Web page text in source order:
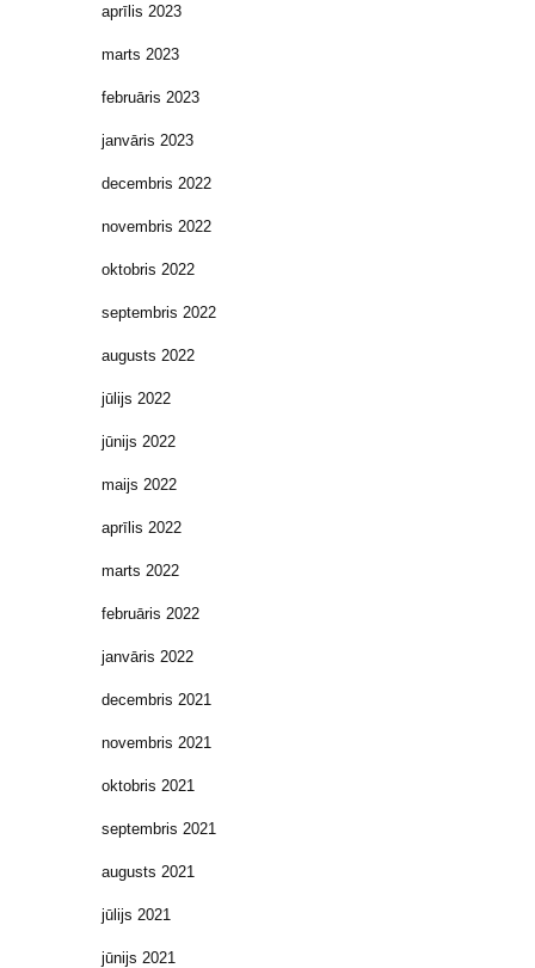
aprīlis 2023
marts 2023
februāris 2023
janvāris 2023
decembris 2022
novembris 2022
oktobris 2022
septembris 2022
augusts 2022
jūlijs 2022
jūnijs 2022
maijs 2022
aprīlis 2022
marts 2022
februāris 2022
janvāris 2022
decembris 2021
novembris 2021
oktobris 2021
septembris 2021
augusts 2021
jūlijs 2021
jūnijs 2021